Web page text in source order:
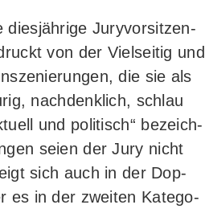
dies­jäh­ri­ge Jury­vor­sit­zen­
von der Viel­sei­tig und
die sie als
nach­denk­lich, schlau
und poli­tisch“ bezeich­
sei­en der Jury nicht
sich auch in der Dop­
es in der zwei­ten Kate­go­